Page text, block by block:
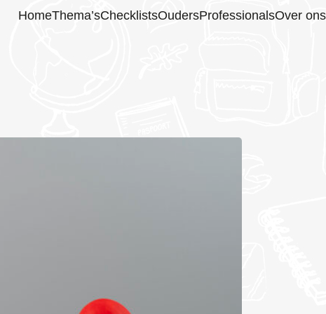
HomeThema’sChecklistsOudersProfessionalsOver ons